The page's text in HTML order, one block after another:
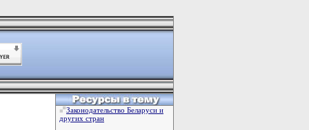
Законодательство Беларуси и
других стран